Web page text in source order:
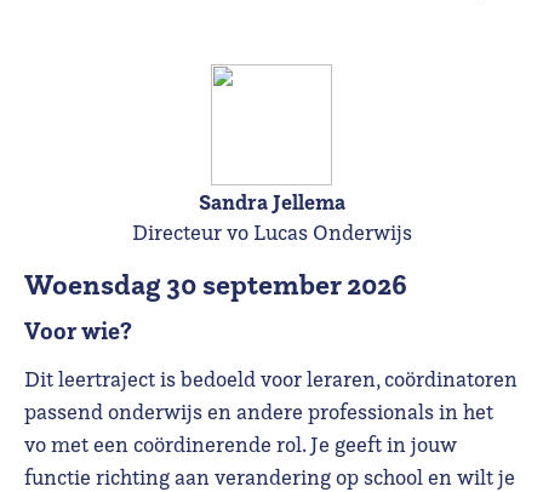
woensdag 30 september 2026
Voor wie?
Dit leertraject is bedoeld voor leraren, coördinatoren
passend onderwijs en andere professionals in het
vo met een coördinerende rol. Je geeft in jouw
functie richting aan verandering op school en wilt je
Sandra Jellema
Directeur vo Lucas Onderwijs